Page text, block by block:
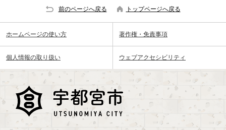
前のページへ戻る トップページへ戻る
ホームページの使い方 著作権・免責事項
個人情報の取り扱い ウェブアクセシビリティ